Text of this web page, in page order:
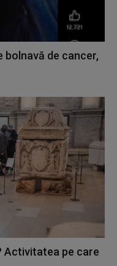
bolnavă de cancer,
Activitatea pe care